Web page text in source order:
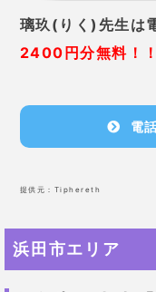
璃玖(りく)先生は
2400円分無料！！
電
提供元： Tiphereth
浜田市エリア